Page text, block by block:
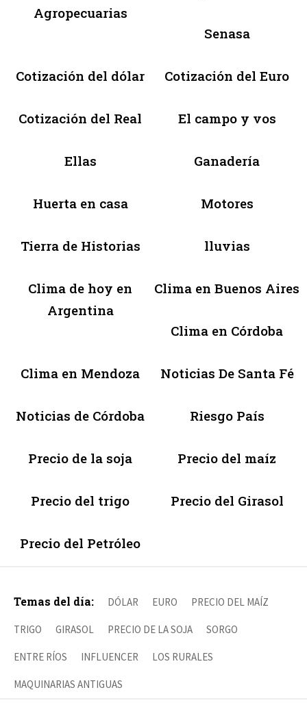
Agropecuarias
Senasa
Cotización del dólar Cotización del Euro
Cotización del Real El campo y vos
Ellas Ganadería
Huerta en casa Motores
Tierra de Historias lluvias
Clima de hoy en
Argentina
Clima en Buenos Aires
Clima en Córdoba
Clima en Mendoza Noticias De Santa Fé
Noticias de Córdoba Riesgo País
Precio de la soja Precio del maíz
Precio del trigo Precio del Girasol
Precio del Petróleo
Temas del día: DÓLAR EURO PRECIO DEL MAÍZ
TRIGO GIRASOL PRECIO DE LA SOJA SORGO
ENTRE RÍOS INFLUENCER LOS RURALES
MAQUINARIAS ANTIGUAS